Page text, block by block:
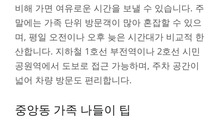
비해 가면 여유로운 시간을 보낼 수 있습니다. 주
말에는 가족 단위 방문객이 많아 혼잡할 수 있으
며, 평일 오전이나 오후 늦은 시간대가 비교적 한
산합니다. 지하철 1호선 부전역이나 2호선 시민
공원역에서 도보로 접근 가능하며, 주차 공간이
넓어 차량 방문도 편리합니다.
중앙동 가족 나들이 팁